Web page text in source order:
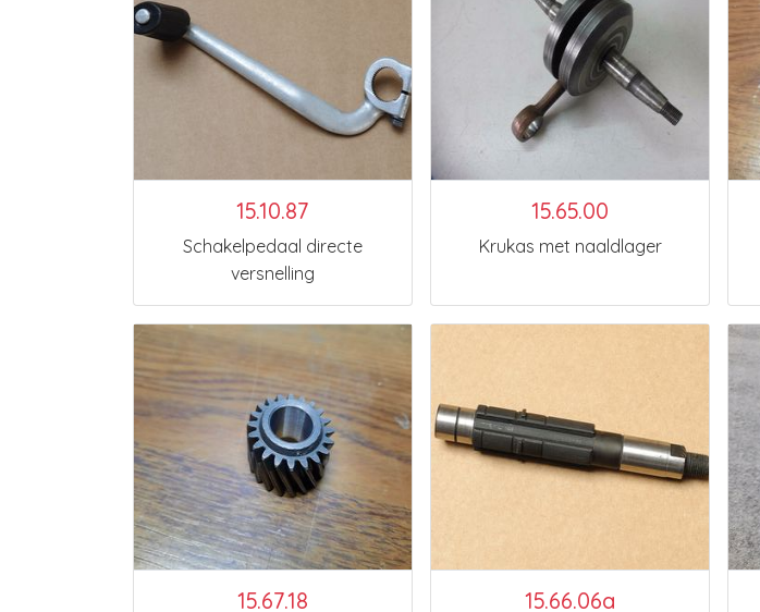
15.10.87
Schakelpedaal directe
versnelling
15.65.00
Krukas met naaldlager
15.67.18 15.66.06a